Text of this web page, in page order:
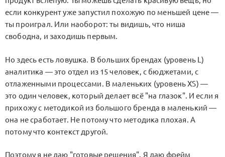
если конкурент уже запустил похожую по меньшей цене —
ты проиграл. Или наоборот: ты видишь, что ниша
свободна, и заходишь первым.
Но здесь есть ловушка. В больших брендах (уровень L)
аналитика — это отдел из 15 человек, с бюджетами, с
отлаженными процессами. В маленьких (уровень XS) —
это один человек, который делает всё "на глазок". И если я
прихожу с методикой из большого бренда в маленький —
она не сработает. Не потому что методика плохая. А
потому что контекст другой.
Поэтому я не даю "готовые решения". Я даю фрейм